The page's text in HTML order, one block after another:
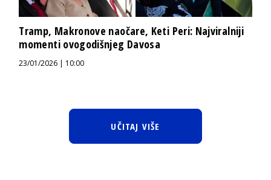
Tramp, Makronove naočare, Keti Peri: Najviralniji
momenti ovogodišnjeg Davosa
23/01/2026 | 10:00
UČITAJ VIŠE